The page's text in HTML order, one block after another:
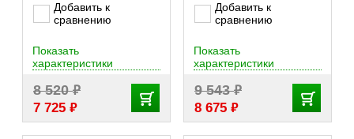
Добавить к
сравнению
8 520₽
7 725 ₽
Показать
характеристики
Добавить к
сравнению
9 543₽
8 675 ₽
Показать
характеристики